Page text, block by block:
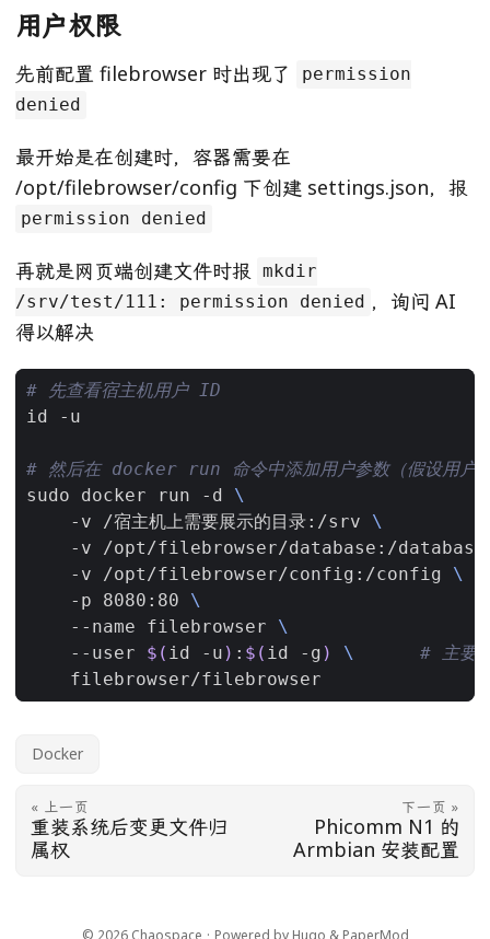
用户权限
先前配置 filebrowser 时出现了
permission
denied
最开始是在创建时，容器需要在
/opt/filebrowser/config 下创建 settings.json，报
permission denied
再就是网页端创建文件时报
mkdir
/srv/test/111: permission denied ，询问 AI
得以解决
# 先查看宿主机用户 ID
# 然后在 docker run 命令中添加用户参数（假设用
sudo docker run -d
    -v /宿主机上需要展示的目录:/srv
-v /opt/filebrowser/database:/
    -v /opt/filebrowser/config:/config
    -p 8080:80
    --name filebrowser
    --user
$( id -u ) : $( id -g ) \
# 主要
Docker
« 上一页
重装系统后变更文件归
属权
下一页 »
Phicomm N1 的
Armbian 安装配置